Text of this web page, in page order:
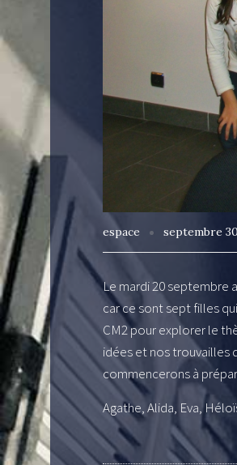
espace septembre
Le mardi 20 septembre
car ce sont sept filles
CM2 pour explorer le
idées et nos trouvailles
commencerons à
Agathe, Alida, Eva,